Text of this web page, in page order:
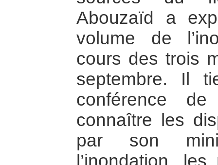
Abouzaïd a
volume de
cours des trois
septembre. Il
conférence
connaître les
par son
l’inondation,